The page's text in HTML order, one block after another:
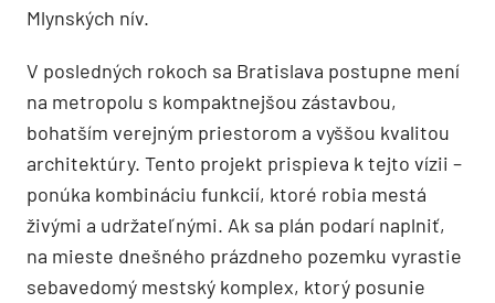
Mlynských nív.
V posledných rokoch sa Bratislava postupne mení
na metropolu s kompaktnejšou zástavbou,
bohatším verejným priestorom a vyššou kvalitou
architektúry. Tento projekt prispieva k tejto vízii –
ponúka kombináciu funkcií, ktoré robia mestá
živými a udržateľnými. Ak sa plán podarí naplniť,
na mieste dnešného prázdneho pozemku vyrastie
sebavedomý mestský komplex, ktorý posunie